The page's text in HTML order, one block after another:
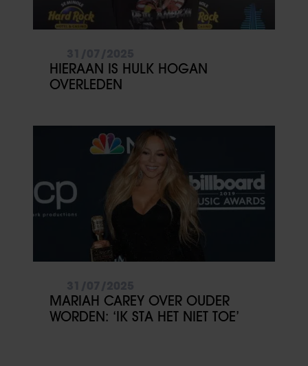
HIERAAN IS HULK HOGAN
OVERLEDEN
MARIAH CAREY OVER OUDER
WORDEN: ‘IK STA HET NIET TOE’